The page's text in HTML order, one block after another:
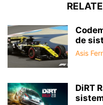
de
Asis
DiRT